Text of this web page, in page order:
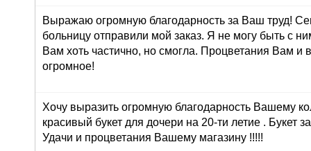
Выражаю огромную благодарность за Ваш труд!
больницу отправили мой заказ. Я не могу быть с
Вам хоть частично, но смогла. Процветания Вам и
огромное!
Хочу выразить огромную благодарность Вашему
красивый букет для дочери на 20-ти летие . Букет
Удачи и процветания Вашему магазину !!!!!